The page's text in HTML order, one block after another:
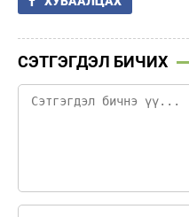
СЭТГЭГДЭЛ БИЧИХ